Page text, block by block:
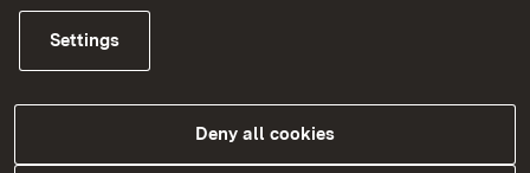
Aufgabenschwerpunkten gehören die
Entscheidung über Widersprüche gegen
ausländerrechtliche Verfügungen der unteren
Ausländerbehörden (insbesondere wegen
Versagung oder Rücknahme eines
Settings
Deny all cookies